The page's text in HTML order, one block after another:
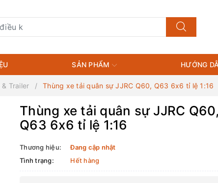
SẢN PHẨM HƯỚNG
Trailer Thùng xe tải quân sự JJRC Q60, Q63 6x6 tỉ lệ 1:16
Thùng xe tải quân sự JJRC Q60,
Q63 6x6 tỉ lệ 1:16
Thương hiệu:
Đang cập nhật
Tình trạng:
Hết hàng